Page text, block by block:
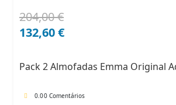
204,00€
O
preço
204,00 €.
132,60€
O
preço
132,60 €.
Pack 2 Almofadas Emma Original
0.00 Comentários